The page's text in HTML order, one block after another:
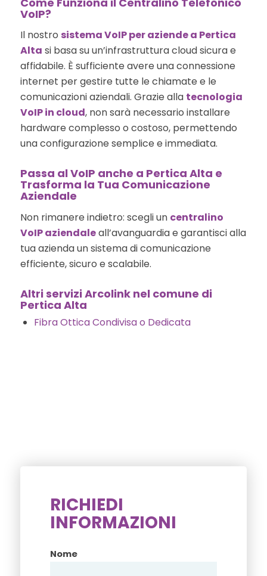
VoIP?
Il nostro sistema VoIP per aziende a Pertica
Alta si basa su un’infrastruttura cloud sicura e
affidabile. È sufficiente avere una connessione
internet per gestire tutte le chiamate e le
comunicazioni aziendali. Grazie alla tecnologia
VoIP in cloud, non sarà necessario installare
hardware complesso o costoso, permettendo
una configurazione semplice e immediata.
Passa al VoIP anche a Pertica Alta e
Trasforma la Tua Comunicazione
Aziendale
Non rimanere indietro: scegli un centralino
VoIP aziendaleall’avanguardia e garantisci alla
tua azienda un sistema di comunicazione
efficiente, sicuro e scalabile.
Altri servizi Arcolink nel comune di
Pertica Alta
Fibra Ottica Condivisa o Dedicata
RICHIEDI
INFORMAZIONI
Nome